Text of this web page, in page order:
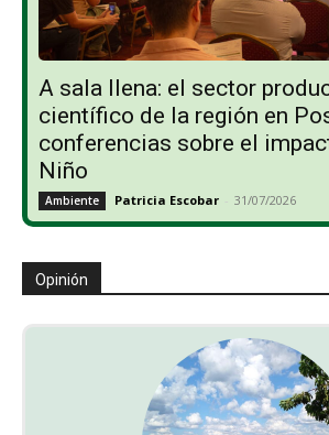
A sala llena: el sector
científico de la región en
conferencias sobre el
Niño
Ambiente Patricia Escobar - 31/07/2026
Opinión